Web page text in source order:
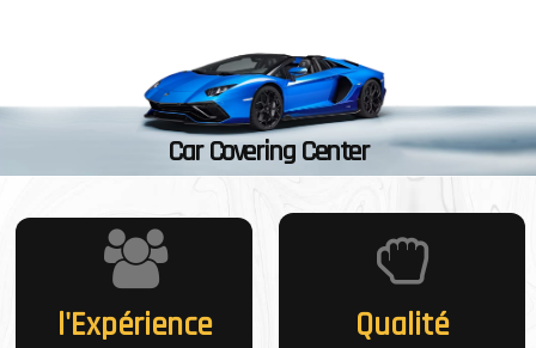
Car Covering Center
l'Expérience Qualité